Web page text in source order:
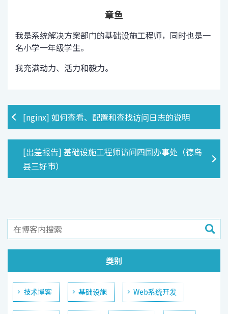
章鱼
我是系统解决方案部门的基础设施工程师，同时也是一
名小学一年级学生。
我充满动力、活力和毅力。
[nginx] 如何查看、配置和查找访问日志的说明
[出差报告] 基础设施工程师访问四国办事处（德岛
县三好市）
类别
技术博客 基础设施 Web系统开发